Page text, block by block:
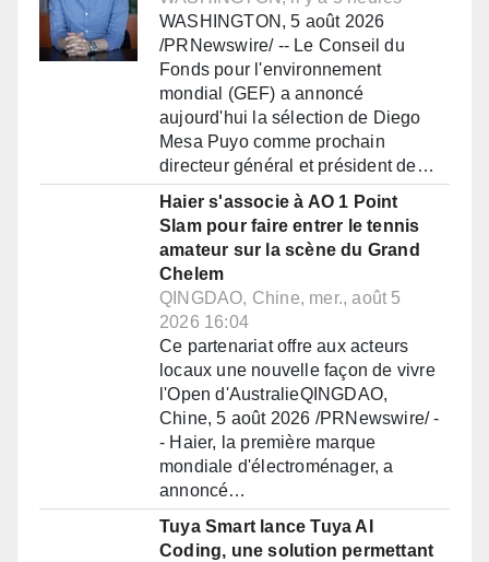
WASHINGTON, 5 août 2026
/PRNewswire/ -- Le Conseil du
Fonds pour l'environnement
mondial (GEF) a annoncé
aujourd'hui la sélection de Diego
Mesa Puyo comme prochain
directeur général et président de…
Haier s'associe à AO 1 Point
Slam pour faire entrer le tennis
amateur sur la scène du Grand
Chelem
QINGDAO, Chine, mer., août 5
2026 16:04
Ce partenariat offre aux acteurs
locaux une nouvelle façon de vivre
l'Open d'AustralieQINGDAO,
Chine, 5 août 2026 /PRNewswire/ -
- Haier, la première marque
mondiale d'électroménager, a
annoncé…
Tuya Smart lance Tuya AI
Coding, une solution permettant